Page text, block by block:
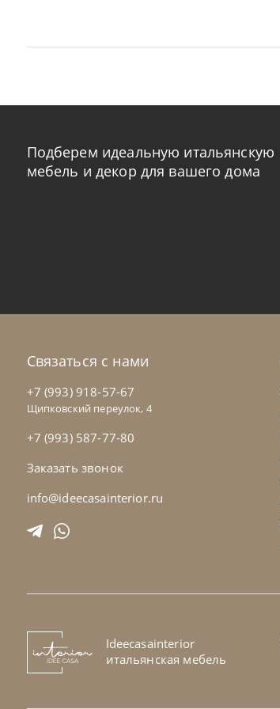
Premium
Стол обеденный Papel Glass
Подберем идеальную итальянскую
мебель и декор для вашего дома
Связаться с нами
+7 (993) 918-57-67
Щипковский переулок, 4
+7 (993) 587-77-80
Заказать звонок
info@ideecasainterior.ru
Ideecasainterior
итальянская мебель